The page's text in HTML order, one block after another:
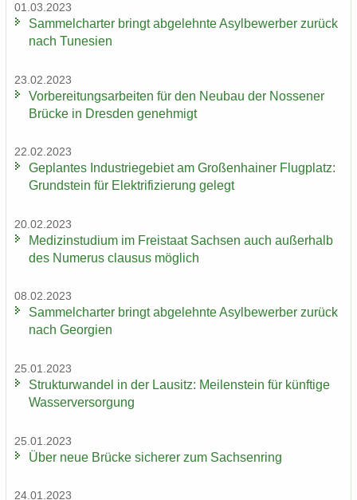
01.03.2023
Sam­mel­char­ter bringt ab­ge­lehn­te Asyl­be­wer­ber zu­rück
nach Tu­ne­si­en
23.02.2023
Vor­be­rei­tungs­ar­bei­ten für den Neu­bau der Nos­se­ner
Brü­cke in Dres­den ge­neh­migt
22.02.2023
Ge­plan­tes In­dus­trie­ge­biet am Gro­ßen­hai­ner Flug­platz:
Grund­stein für Elek­tri­fi­zie­rung ge­legt
20.02.2023
Me­di­zin­stu­di­um im Frei­staat Sach­sen auch au­ßer­halb
des Nu­me­rus clau­sus mög­lich
08.02.2023
Sam­mel­char­ter bringt ab­ge­lehn­te Asyl­be­wer­ber zu­rück
nach Ge­or­gi­en
25.01.2023
Struk­tur­wan­del in der Lau­sitz: Mei­len­stein für künf­ti­ge
Was­ser­ver­sor­gung
25.01.2023
Über neue Brü­cke si­che­rer zum Sach­sen­ring
24.01.2023